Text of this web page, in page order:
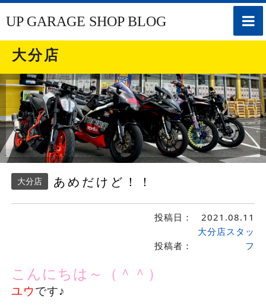
toggle
UP GARAGE SHOP BLOG
大分店
大分店 あめだけど！！
投稿日： 2021.08.11
投稿者：
大分店スタッ
フ
こんにちは～（＾＾）
ユウです♪